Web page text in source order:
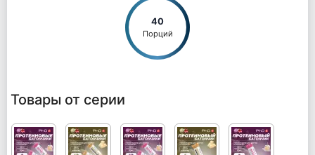
40
Порций
Товары от серии